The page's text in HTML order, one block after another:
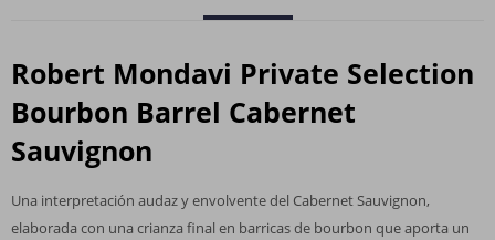
Robert Mondavi Private Selection
Bourbon Barrel Cabernet
Sauvignon
Una interpretación audaz y envolvente del Cabernet Sauvignon,
elaborada con una crianza final en barricas de bourbon que aporta un